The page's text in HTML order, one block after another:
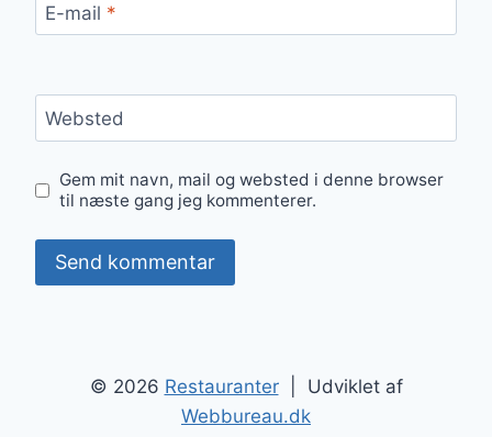
E-mail *
Websted
Gem mit navn, mail og websted i denne browser
til næste gang jeg kommenterer.
© 2026 Restauranter| Udviklet af
Webbureau.dk